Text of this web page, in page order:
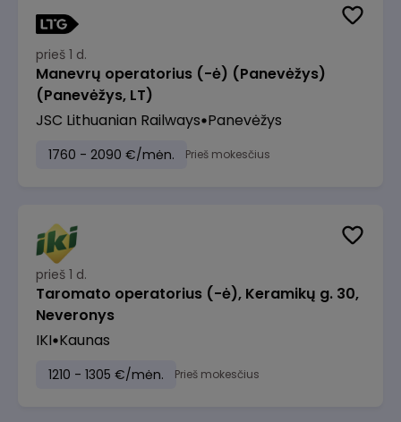
prieš 1 d.
Manevrų operatorius (-ė) (Panevėžys)
(Panevėžys, LT)
JSC Lithuanian Railways Panevėžys
1760 - 2090 €/mėn. Prieš mokesčius
prieš 1 d.
Taromato operatorius (-ė), Keramikų g. 30,
Neveronys
IKI Kaunas
1210 - 1305 €/mėn. Prieš mokesčius